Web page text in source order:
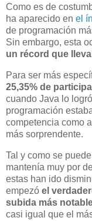
Como es de
ha aparecido en el
de programación
Sin embargo, esta
un récord que
Para ser más
25,35% de
cuando Java lo
programación
competencia como
más sorprendente.
Tal y como se
mantenía muy por
estas han ido
empezó el
subida más
casi igual que el